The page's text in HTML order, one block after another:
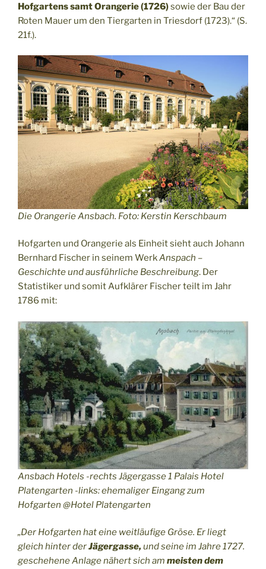
Hofgartens samt Orangerie (1726)sowie der Bau der
Roten Mauer um den Tiergarten in Triesdorf (1723).“ (S.
21f.).
Die Orangerie Ansbach. Foto: Kerstin Kerschbaum
Hofgarten und Orangerie als Einheit sieht auch Johann
Bernhard Fischer in seinem WerkAnspach –
Geschichte und ausführliche Beschreibung. Der
Statistiker und somit Aufklärer Fischer teilt im Jahr
1786 mit:
Ansbach Hotels -rechts Jägergasse 1 Palais Hotel
Platengarten -links: ehemaliger Eingang zum
Hofgarten @Hotel Platengarten
„Der Hofgarten hat eine weitläufige Gröse. Er liegt
gleich hinter derJägergasse,und seine im Jahre 1727.
geschehene Anlage nähert sich am meisten dem